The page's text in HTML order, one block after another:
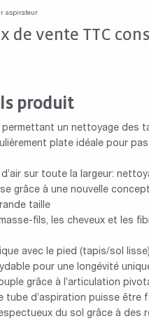
aspirateur
de vente TTC
produit
permettant un nettoyage des
plate idéale pour
d’air sur toute la largeur:
grâce à une nouvelle
taille
fils, les cheveux et les
avec le pied (tapis/sol lisse)
pour une longévité
grâce à l’articulation
tube d’aspiration puisse être
du sol grâce à des